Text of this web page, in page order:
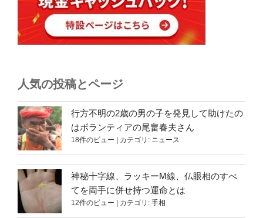
人気の投稿とページ
行方不明の2歳の男の子を発見して助けたの
はボランティアの尾畠春夫さん
18件のビュー | カテゴリ: ニュース
神秘十字線、ラッキーM線、仏眼相のすべ
てを両手に併せ持つ運命とは
12件のビュー | カテゴリ: 手相